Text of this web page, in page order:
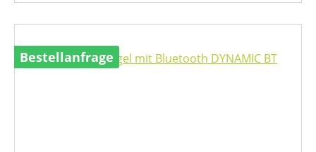
Bestellanfrage